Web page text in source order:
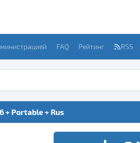
FAQ Рейтинг RSS
+ Portable + Rus